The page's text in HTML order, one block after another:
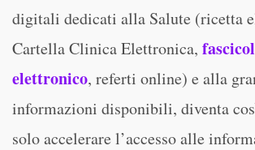
digitali dedicati alla Salute (ricetta
Cartella Clinica Elettronica,
elettronico, referti online) e alla
informazioni disponibili, diventa
solo accelerare l’accesso alle